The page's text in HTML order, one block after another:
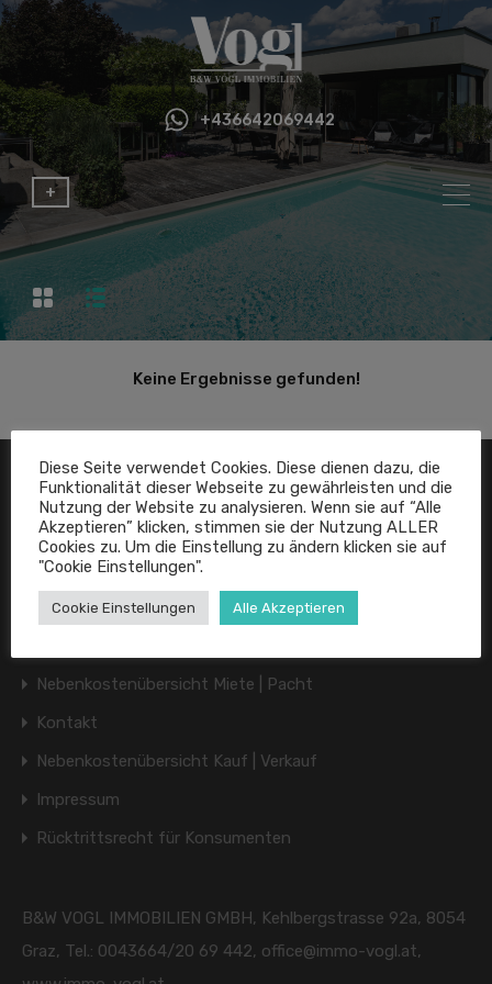
+436642069442
+
Keine Ergebnisse gefunden!
Nebenkostenübersicht Miete | Pacht
Kontakt
Nebenkostenübersicht Kauf | Verkauf
Impressum
Rücktrittsrecht für Konsumenten
B&W VOGL IMMOBILIEN GMBH, Kehlbergstrasse 92a, 8054
Graz, Tel.: 0043664/20 69 442, office@immo-vogl.at,
Diese Seite verwendet Cookies. Diese dienen dazu, die
Funktionalität dieser Webseite zu gewährleisten und die
Nutzung der Website zu analysieren. Wenn sie auf “Alle
Akzeptieren” klicken, stimmen sie der Nutzung ALLER
Cookies zu. Um die Einstellung zu ändern klicken sie auf
"Cookie Einstellungen".
Cookie Einstellungen Alle Akzeptieren